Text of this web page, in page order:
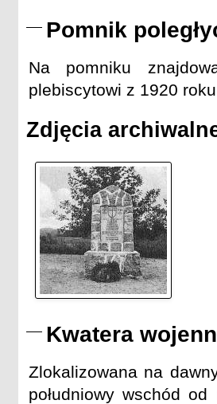
Pomnik
Na pomniku
plebiscytowi z 1920
Zdjęcia
Kwatera
Zlokalizowana na
południowy wschód